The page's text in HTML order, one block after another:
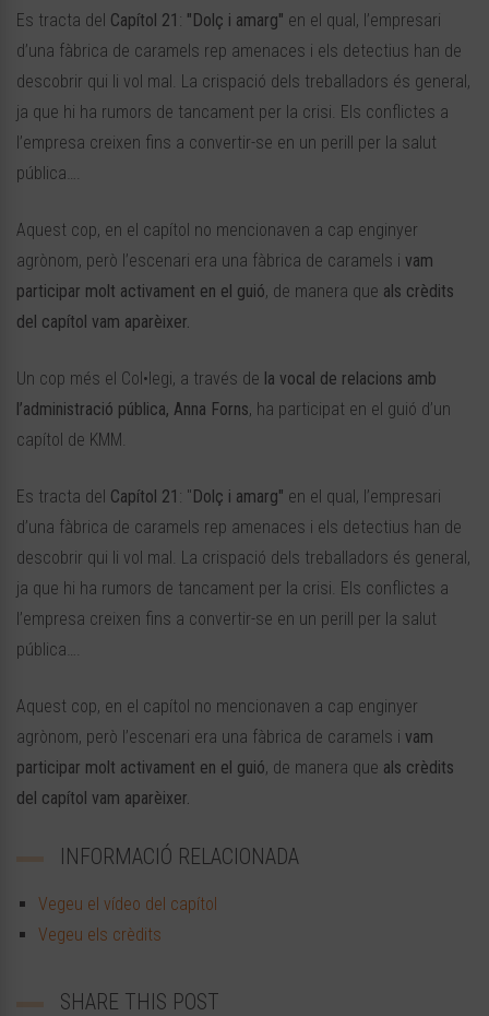
Es tracta del Capítol 21 : "Dolç i amarg" en el qual, l’empresari
d’una fàbrica de caramels rep amenaces i els detectius han de
descobrir qui li vol mal. La crispació dels treballadors és general,
ja que hi ha rumors de tancament per la crisi. Els conflictes a
l’empresa creixen fins a convertir-se en un perill per la salut
pública….
Aquest cop, en el capítol no mencionaven a cap enginyer
agrònom, però l’escenari era una fàbrica de caramels i vam
participar molt activament en el guió, de manera que als crèdits
del capítol vam aparèixer.
Un cop més el Col•legi, a través de la vocal de relacions amb
l’administració pública, Anna Forns, ha participat en el guió d’un
capítol de KMM.
Es tracta del Capítol 21 : "Dolç i amarg" en el qual, l’empresari
d’una fàbrica de caramels rep amenaces i els detectius han de
descobrir qui li vol mal. La crispació dels treballadors és general,
ja que hi ha rumors de tancament per la crisi. Els conflictes a
l’empresa creixen fins a convertir-se en un perill per la salut
pública….
Aquest cop, en el capítol no mencionaven a cap enginyer
agrònom, però l’escenari era una fàbrica de caramels i vam
participar molt activament en el guió, de manera que als crèdits
del capítol vam aparèixer.
INFORMACIÓ RELACIONADA
Vegeu el vídeo del capítol
Vegeu els crèdits
SHARE THIS POST